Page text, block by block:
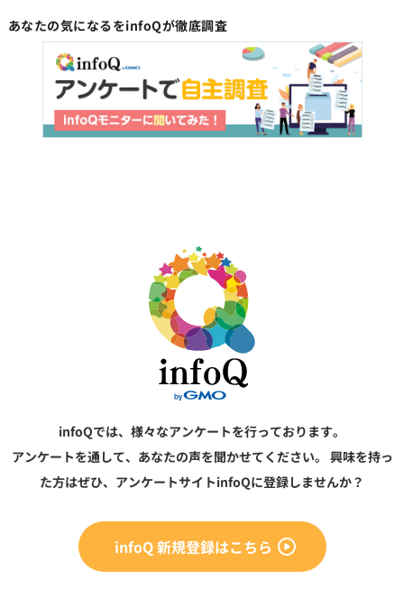
あなたの気になるをinfoQが徹底調査
infoQでは、様々なアンケートを行っております。
アンケートを通して、あなたの声を聞かせてください。 興味を持っ
た方はぜひ、アンケートサイトinfoQに登録しませんか？
infoQ 新規登録はこちら